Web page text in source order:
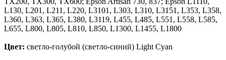
L130, L201, L211, L220, L3101, L303, L310, L3151, L353, L358,
L360, L363, L365, L380, L3119, L455, L485, L551, L558, L585,
L655, L800, L805, L810, L850, L1300, L1455, L1800
Цвет: светло-голубой (светло-синий) Light Cyan